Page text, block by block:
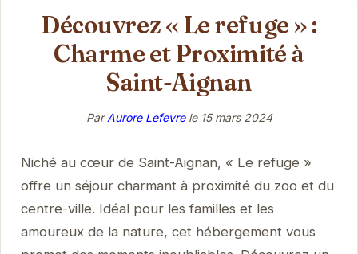
Découvrez « Le refuge » :
Charme et Proximité à
Saint-Aignan
ParAurore Lefevrele 15 mars 2024
Niché au cœur de Saint-Aignan, « Le refuge »
offre un séjour charmant à proximité du zoo et du
centre-ville. Idéal pour les familles et les
amoureux de la nature, cet hébergement vous